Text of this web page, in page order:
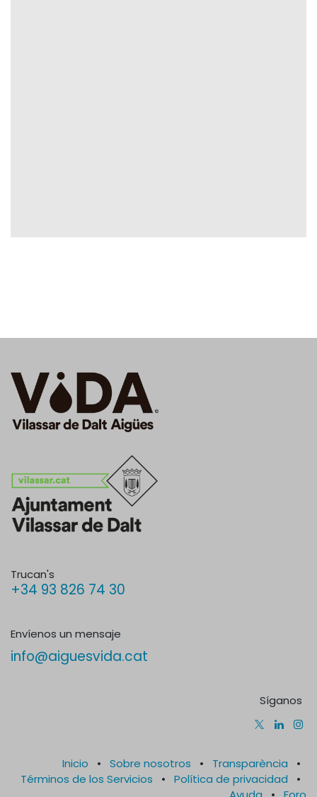
Trucan's
+34 93 826 74 30
Envíenos un mensaje
info@aiguesvida.cat
Síganos
Inicio • Sobre nosotros • Transparència
•
Términos de los Servicios
• Política de privacidad
•